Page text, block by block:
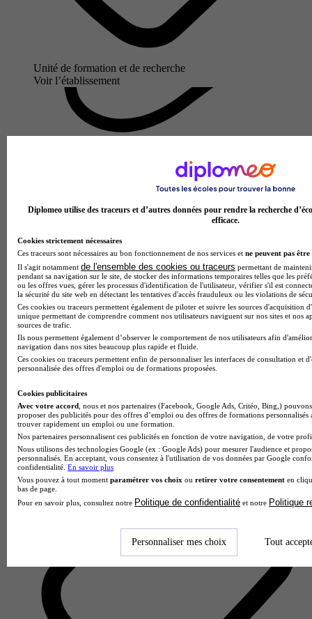
Unité de formation et de recherche
Voir l’établissement
IUT de Cachan
4 avis
Cachan
Diplomeo utilise des traceurs et d’autres données pour rendre la recherche
efficace.
Cookies strictement nécessaires
Ces traceurs sont nécessaires au bon fonctionnement de nos services et ne peuvent pas être
Il s'agit notamment de l'ensemble des cookies ou traceurs permettant de
pendant sa navigation sur le site, de stocker des informations temporaires telles que les
ou les offres vues, gérer les processus d'identification de l'utilisateur, vérifier s'il est
la sécurité du site web en détectant les tentatives d'accès frauduleux ou les violations de
Ces cookies ou traceurs permettent également de piloter et suivre les sources d'acquisition
unique permettant de comprendre comment nos utilisateurs naviguent sur nos sites et nos
sources de trafic.
Ils nous permettent également d’observer le comportement de nos utilisateurs afin
navigation dans nos sites beaucoup plus rapide et fluide.
Ces cookies ou traceurs permettent enfin de personnaliser les interfaces de consultation et
personnalisée des offres d'emploi ou de formations proposées.
Cookies publicitaires
Avec votre accord , nous et nos partenaires (Facebook, Google Ads, Critéo, Bing,)
proposer des publicités pour des offres d’emploi ou des offres de formations
trouver rapidement un emploi ou une formation.
Nos partenaires personnalisent ces publicités en fonction de votre navigation, de votre
Nous utilisons des technologies Google (ex : Google Ads) pour mesurer l'audience et
personnalisés. En acceptant, vous consentez à l'utilisation de vos données par Google
confidentialité. En savoir plus
Vous pouvez à tout moment paramétrer vos choix ou retirer votre consentement en
bas de page.
Pour en savoir plus, consultez notre Politique de confidentialité et notre Politique
Personnaliser mes choix Tout